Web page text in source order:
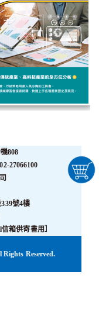
808
27066100
司
號4樓
箱供寄書用］
Reserved.